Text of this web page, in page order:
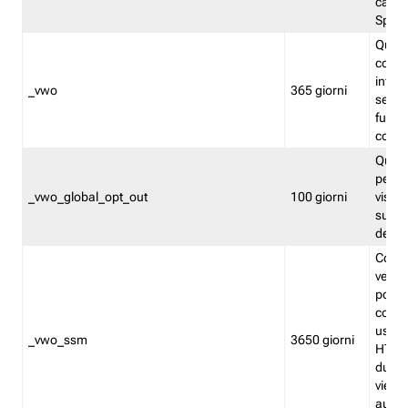
Split
_vwo 365 giorni
_vwo_global_opt_out 100 giorni
su
_vwo_ssm 3650 giorni
viene